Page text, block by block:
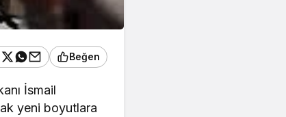
Beğen
İsmail
yeni boyutlara